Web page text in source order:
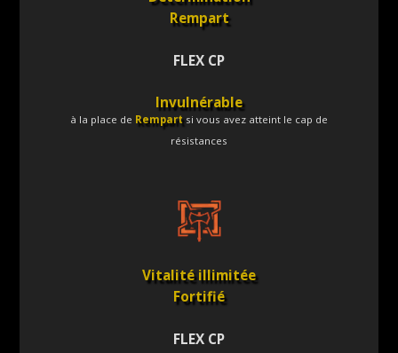
Rempart
FLEX CP
Invulnérable
à la place de Rempartsi vous avez atteint le cap de
résistances
Vitalité illimitée
Fortifié
FLEX CP